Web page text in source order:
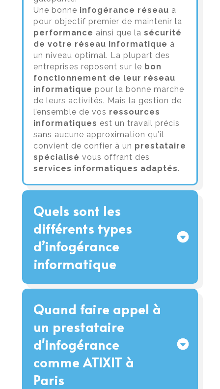
Une bonne infogérance réseau a
pour objectif premier de maintenir la
performance ainsi que la sécurité
de votre réseau informatique à
un niveau optimal. La plupart des
entreprises reposent sur le bon
fonctionnement de leur réseau
informatique pour la bonne marche
de leurs activités. Mais la gestion de
l’ensemble de vos ressources
informatiques est un travail précis
sans aucune approximation qu’il
convient de confier à un prestataire
spécialisé vous offrant des
services informatiques adaptés.
Quels sont les
différents types
d’infogérance
informatique
Quand faire appel à
un prestataire
d'infogérance
comme ATIXIT à
Paris